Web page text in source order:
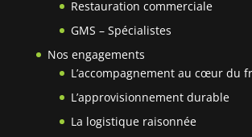
Restauration commerciale
GMS – Spécialistes
Nos engagements
L’accompagnement au cœur du
L’approvisionnement durable
La logistique raisonnée